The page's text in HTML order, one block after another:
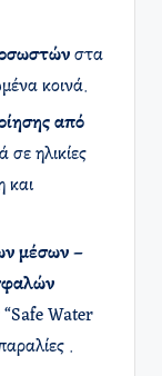
στα
κοινά.
από
σε ηλικίες
και
μέσων –
Water
.